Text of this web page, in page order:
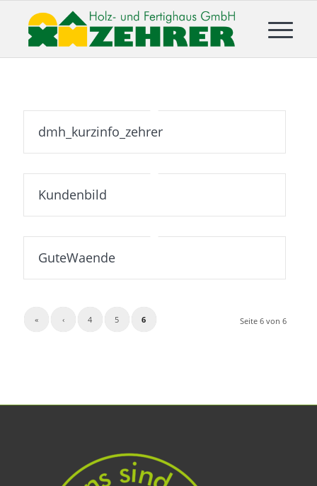
dmh_kurzinfo_zehrer
Kundenbild
GuteWaende
Seite 6 von 6
« ‹ 4 5 6